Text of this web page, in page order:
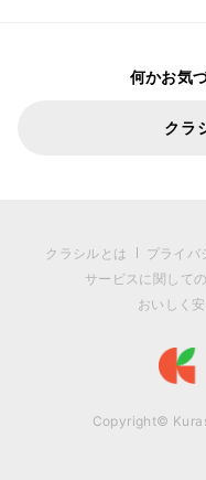
何かお気
クラ
クラシルとは プライバ
サービスに関して
おいしく
Copyright©